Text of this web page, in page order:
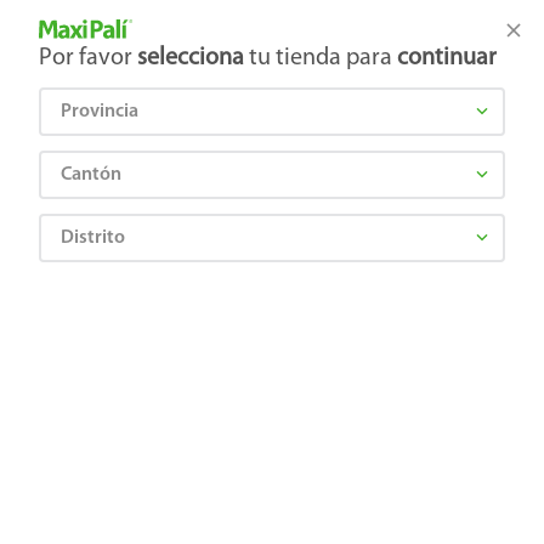
Tienda Maxi Palí
Por favor selecciona tu tienda para continuar
Provincia
Cantón
Distrito